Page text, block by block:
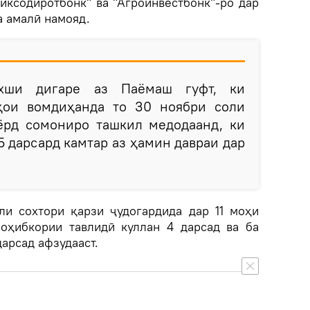
амалӣ намояд.
дигаре аз Паёмаш гуфт, ки
вомдиҳанда то 30 ноябри соли
сомониро ташкил медодаанд, ки
камтар аз ҳамин давраи дар
сохтори қарзи ҷудогардида дар 11 моҳи
тавлидӣ куллан 4 дарсад ва ба
афзудааст.